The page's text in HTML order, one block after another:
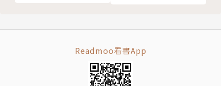
Readmoo看書App